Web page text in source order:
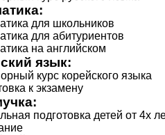
для школьников
для абитуриентов
на английском
язык:
курс корейского языка
к экзамену
подготовка детей от 4х